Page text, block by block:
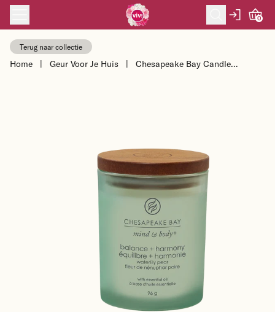
Skip to content
0
Terug naar collectie
Home | Geur Voor Je Huis |
Chesapeake Bay Candle